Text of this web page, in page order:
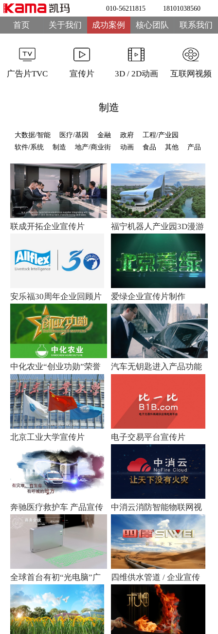
010-56211815 18101038560
首页 关于我们 成功案例 核心团队 联系我们
广告片TVC 宣传片 3D / 2D动画 互联网视频
制造
大数据/智能 医疗/基因 金融 政府
工程/产业园
软件/系统
制造 地产/商业街 动画 食品 其他 产品
联成开拓企业宣传片
福宁机器人产业园3D漫游
安乐福30周年企业回顾片 爱绿企业宣传片制作
中化农业“创业功勋”荣誉
视频制作
汽车无钥匙进入产品功能
北京工业大学宣传片 电子交易平台宣传片
奔驰医疗救护车 产品宣传
片
中消云消防智能物联网视
全球首台有初“光电脑”广
告拍摄
四维供水管道 / 企业宣传